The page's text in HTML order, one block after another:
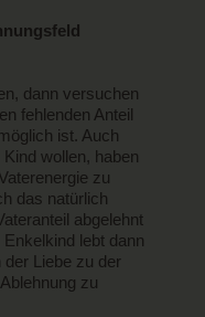
dann versuchen
fehlenden Anteil
ist. Auch
wollen, haben
zu
das natürlich
abgelehnt
lebt dann
Liebe zu der
zu